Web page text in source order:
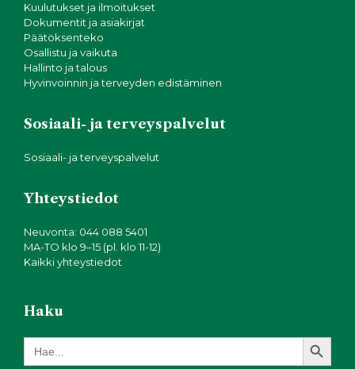
Kuulutukset ja ilmoitukset
Dokumentit ja asiakirjat
Päätöksenteko
Osallistu ja vaikuta
Hallinto ja talous
Hyvinvoinnin ja terveyden edistäminen
Sosiaali- ja terveyspalvelut
Sosiaali- ja terveyspalvelut
Yhteystiedot
Neuvonta: 044 088 5401
MA-TO klo 9–15 (pl. klo 11-12)
Kaikki yhteystiedot
Haku
Search
for:
Search Button